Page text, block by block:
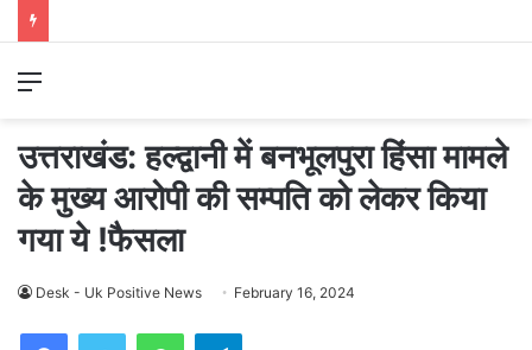
Menu
उत्तराखंड: हल्द्वानी में बनभूलपुरा हिंसा मामले
के मुख्य आरोपी की सम्पति को लेकर किया
गया ये !फैसला
Desk - Uk Positive News February 16, 2024
WhatsAppTelegram